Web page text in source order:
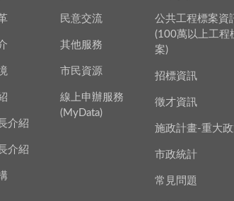
介紹
介紹
民意交流
其他服務
市民資源
線上申辦服務
(MyData)
公共工程標案資
(100萬以上工程
案)
招標資訊
徵才資訊
施政計畫-重大
市政統計
常見問題